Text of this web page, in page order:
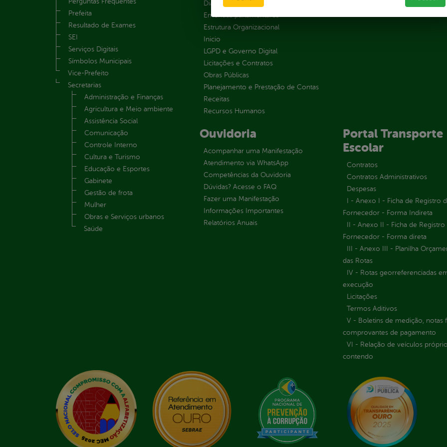
Prefeita
Resultado de Exames
SEI
Serviços Digitais
Símbolos Municipais
Vice-Prefeito
Secretarias
Administração e Finanças
Agricultura e Meio ambiente
Assistência Social
Comunicação
Controle Interno
Cultura e Turismo
Educação e Esportes
Gabinete
Gestão de frota
Mulher
Obras e Serviços urbanos
Saúde
Diárias
Emendas parlamentares
Estrutura Organizacional
Inicio
LGPD e Governo Digital
Licitações e Contratos
Obras Públicas
Planejamento e Prestação de Contas
Receitas
Recursos Humanos
Ouvidoria
Acompanhar uma Manifestação
Atendimento via WhatsApp
Competências da Ouvidoria
Dúvidas? Acesse o FAQ
Fazer uma Manifestação
Informações Importantes
Relatórios Anuais
Portal Transporte
Escolar
Contratos
Contratos Administrativos
Despesas
I - Anexo I - Ficha de Registro
Fornecedor - Forma Indireta
II - Anexo II - Ficha de Registro
Fornecedor - Forma direta
III - Anexo III - Planilha
das Rotas
IV - Rotas georreferenciadas
execução
Licitações
Termos Aditivos
V - Boletins de medição, notas
comprovantes de pagamento
VI - Relação de veículos
contendo